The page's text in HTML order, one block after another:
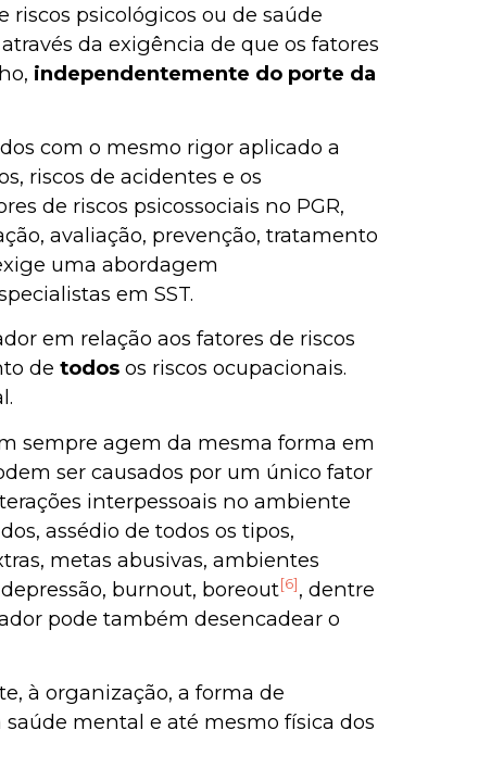
riscos psicológicos ou de saúde
da exigência de que os fatores
independentemente do porte da
com o mesmo rigor aplicado a
riscos de acidentes e os
de riscos psicossociais no PGR,
avaliação, prevenção, tratamento
uma abordagem
em SST.
em relação aos fatores de riscos
de todos os riscos ocupacionais.
sempre agem da mesma forma em
ser causados por um único fator
interpessoais no ambiente
assédio de todos os tipos,
metas abusivas, ambientes
burnout, boreout[6], dentre
pode também desencadear o
à organização, a forma de
mental e até mesmo física dos